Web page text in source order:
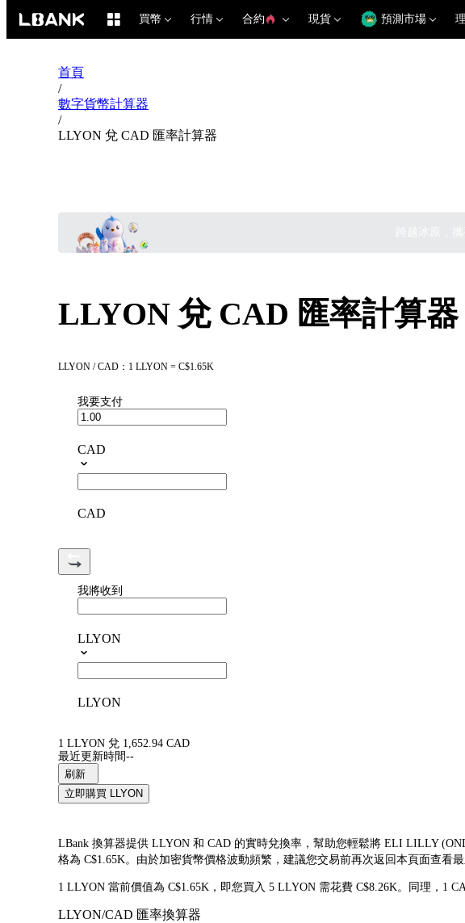
買幣 行情 合約 現貨 預測市場
首頁
/
數字貨幣計算器
/
LLYON 兌 CAD 匯率計算器
跨越冰原，
LLYON 兌 CAD 匯率計算器
LLYON / CAD：1 LLYON = C$1.65K
我要支付
CAD
CAD
我將收到
LLYON
LLYON
1 LLYON 兌 1,652.94 CAD
最近更新時間--
刷新
立即購買 LLYON
LBank 換算器提供 LLYON 和 CAD 的實時兌換率，幫助您輕鬆將 ELI LILLY
格為 C$1.65K。由於加密貨幣價格波動頻繁，建議您交易前再次返回本頁面查看最
1 LLYON 當前價值為 C$1.65K，即您買入 5 LLYON 需花費 C$8.26K。同理，1
LLYON/CAD 匯率換算器